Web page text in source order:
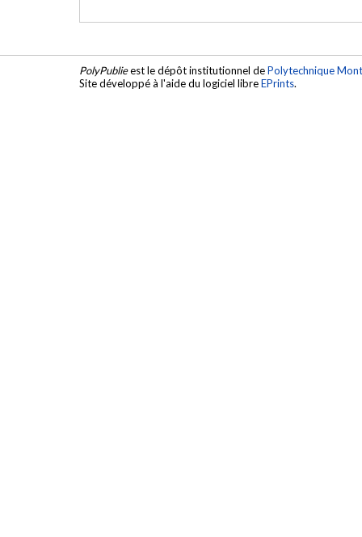
PolyPublieest le dépôt institutionnel dePolytechnique
Site développé à l'aide du logiciel libreEPrints.